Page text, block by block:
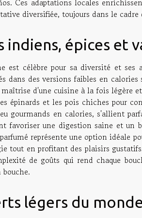
diversifiée, toujours dans le
indiens, épices et
est célèbre pour sa diversité et
dans des versions faibles en
maîtrise d'une cuisine à la fois
épinards et les pois chiches pour
gourmands en calories, s'allient
favoriser une digestion saine et
représente une option idéale
tout en profitant des plaisirs
de goûts qui rend chaque
légers du